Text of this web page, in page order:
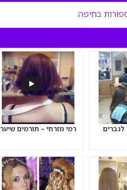
בחיפה
רמי מזרחי – תורמים שיער